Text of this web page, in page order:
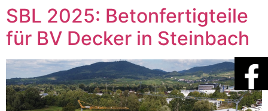
SBL 2025: Betonfertigteile
für BV Decker in Steinbach